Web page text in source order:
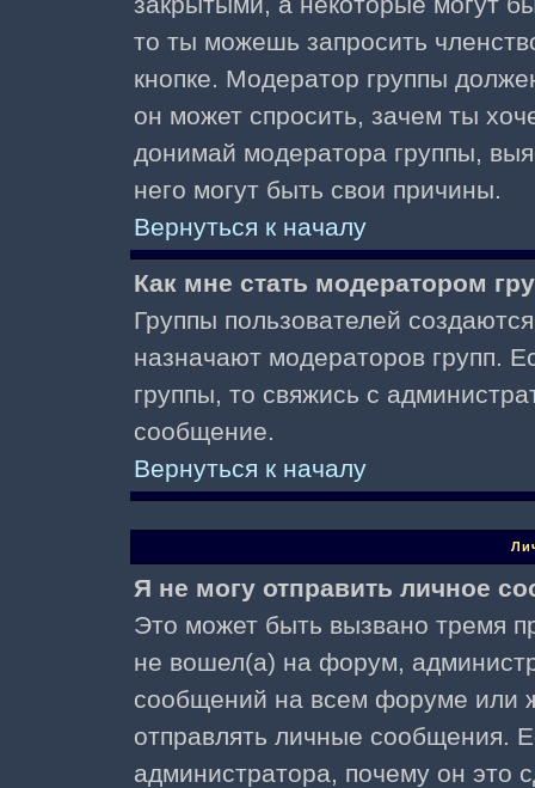
то ты можешь запросить
кнопке. Модератор группы
он может спросить, зачем ты
донимай модератора группы,
него могут быть свои причины.
Вернуться к началу
Как мне стать модератором
Группы пользователей
назначают модераторов групп.
группы, то свяжись с
сообщение.
Вернуться к началу
Я не могу отправить личное
Это может быть вызвано тремя
не вошел(а) на форум,
сообщений на всем форуме или
отправлять личные сообщения.
администратора, почему он это